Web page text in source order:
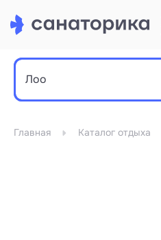
Главная Каталог отдыха